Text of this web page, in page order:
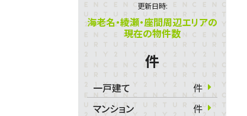
更新日時:
海老名・綾瀬・座間周辺エリアの
現在の物件数
件
一戸建て
件
マンション
件